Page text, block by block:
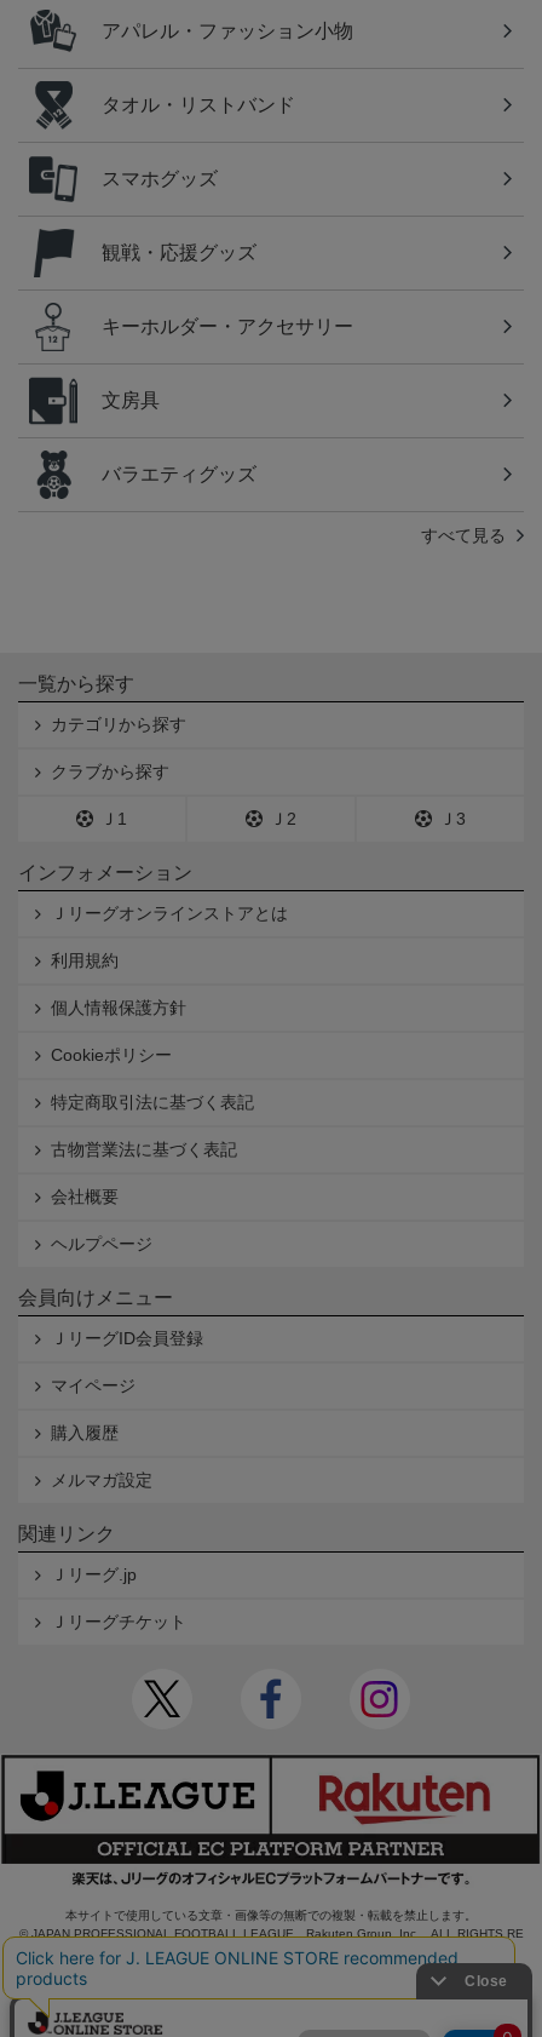
アパレル・ファッション小物
タオル・リストバンド
スマホグッズ
観戦・応援グッズ
キーホルダー・アクセサリー
文房具
バラエティグッズ
すべて見る
一覧から探す
カテゴリから探す
クラブから探す
Ｊ1 Ｊ2 Ｊ3
インフォメーション
Ｊリーグオンラインストアとは
利用規約
個人情報保護方針
Cookieポリシー
特定商取引法に基づく表記
古物営業法に基づく表記
会社概要
ヘルプページ
会員向けメニュー
ＪリーグID会員登録
マイページ
購入履歴
メルマガ設定
関連リンク
Ｊリーグ.jp
Ｊリーグチケット
本サイトで使用している文章・画像等の無断での複製・転載を禁止します。
© JAPAN PROFESSIONAL FOOTBALL LEAGUE Rakuten Group, Inc. ALL RIGHTS RE
SERVED.